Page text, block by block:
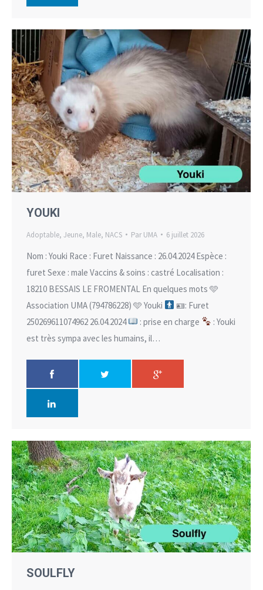
YOUKI
Adoptable, Jeune, Male, NACS Par UMA 6 juillet 2026
Nom : Youki Race : Furet Naissance : 26.04.2024 Espèce :
furet Sexe : male Vaccins & soins : castré Localisation :
18210 BESSAIS LE FROMENTAL En quelques mots 🩵
Association UMA (794786228) 🩵 Youki
🪪: Furet
250269611074962 26.04.2024
: prise en charge
: Youki
est très sympa avec les humains, il…
SOULFLY